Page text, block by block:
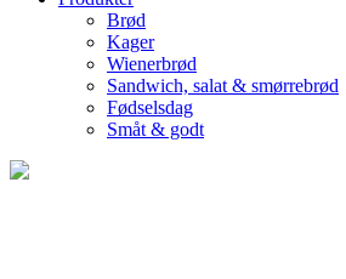
Brød
Kager
Wienerbrød
Sandwich, salat & smørrebrød
Fødselsdag
Småt & godt